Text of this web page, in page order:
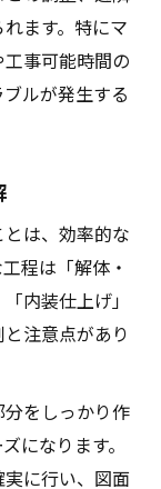
ます。特にマ
事可能時間の
ルが発生する
は、効率的な
程は「解体・
内装仕上げ」
注意点があり
をしっかり作
になります。
に行い、図面